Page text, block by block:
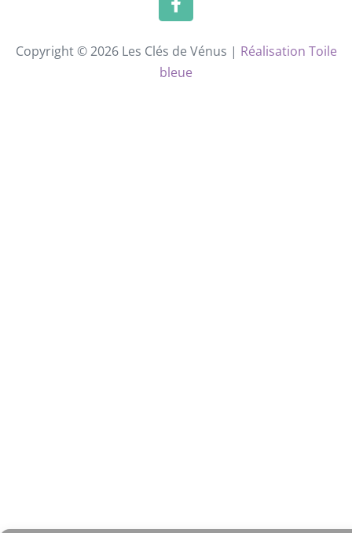
Copyright © 2026 Les Clés de Vénus | Réalisation Toile
bleue